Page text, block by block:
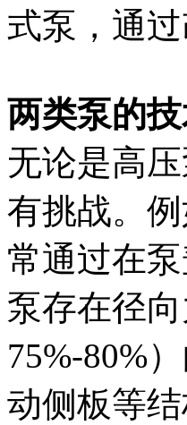
式泵，通
两类泵的
无论是高
有挑战。
常通过在
泵存在径
75%-80%
动侧板等